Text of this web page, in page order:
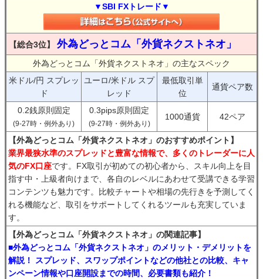
▼SBI FXトレード▼
【総合3位】 外為どっとコム「外貨ネクストネオ」
外為どっとコム「外貨ネクストネオ」の主なスペック
米ドル/円 スプレッ
ド
ユーロ/米ドル スプ
レッド
最低取引単
位
通貨ペア数
0.2銭原則固定
(9-27時・例外あり)
0.3pips原則固定
(9-27時・例外あり)
1000通貨 42ペア
【外為どっとコム「外貨ネクストネオ」のおすすめポイント】
業界最狭水準のスプレッドと豊富な情報で、多くのトレーダーに人
気のFX口座です。FX取引が初めての初心者から、スキル向上を目
指す中・上級者向けまで、各自のレベルにあわせて受講できる学習
コンテンツも魅力です。比較チャートや相場の先行きを予測してく
れる機能など、取引をサポートしてくれるツールも充実していま
す。
【外為どっとコム「外貨ネクストネオ」の関連記事】
■外為どっとコム「外貨ネクストネオ」のメリット・デメリットを
解説！ スプレッド、スワップポイントなどの他社との比較、キャ
ンペーン情報や口座開設までの時間、必要書類も紹介！